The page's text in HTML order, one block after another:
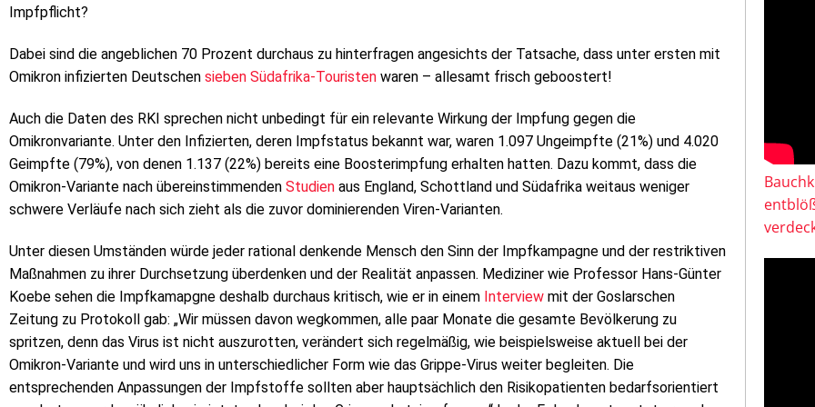
Impfpflicht?
Dabei sind die angeblichen 70 Prozent durchaus zu hinterfragen angesichts der Tatsache, dass unter ersten mit
Omikron infizierten Deutschen sieben Südafrika-Touristen waren – allesamt frisch geboostert!
Auch die Daten des RKI sprechen nicht unbedingt für ein relevante Wirkung der Impfung gegen die
Omikronvariante. Unter den Infizierten, deren Impfstatus bekannt war, waren 1.097 Ungeimpfte (21%) und 4.020
Geimpfte (79%), von denen 1.137 (22%) bereits eine Boosterimpfung erhalten hatten. Dazu kommt, dass die
Omikron-Variante nach übereinstimmenden Studien aus England, Schottland und Südafrika weitaus weniger
schwere Verläufe nach sich zieht als die zuvor dominierenden Viren-Varianten.
Unter diesen Umständen würde jeder rational denkende Mensch den Sinn der Impfkampagne und der restriktiven
Maßnahmen zu ihrer Durchsetzung überdenken und der Realität anpassen. Mediziner wie Professor Hans-Günter
Koebe sehen die Impfkamapgne deshalb durchaus kritisch, wie er in einem Interview mit der Goslarschen
Zeitung zu Protokoll gab: „Wir müssen davon wegkommen, alle paar Monate die gesamte Bevölkerung zu
spritzen, denn das Virus ist nicht auszurotten, verändert sich regelmäßig, wie beispielsweise aktuell bei der
Omikron-Variante und wird uns in unterschiedlicher Form wie das Grippe-Virus weiter begleiten. Die
entsprechenden Anpassungen der Impfstoffe sollten aber hauptsächlich den Risikopatienten bedarfsorientiert